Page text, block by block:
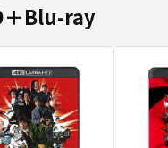
＋Blu-ray